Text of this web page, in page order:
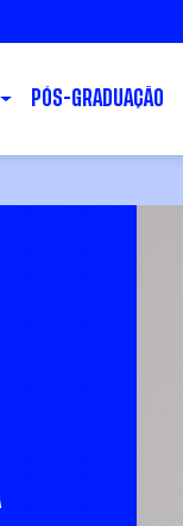
PÓS-GRADUAÇÃO